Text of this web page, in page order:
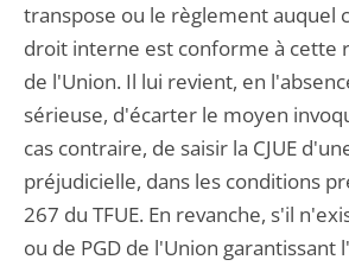
transpose ou le règlement auquel
droit interne est conforme à cette
de l'Union. Il lui revient, en
sérieuse, d'écarter le moyen
cas contraire, de saisir la CJUE
préjudicielle, dans les conditions
267 du TFUE. En revanche, s'il
ou de PGD de l'Union garantissant